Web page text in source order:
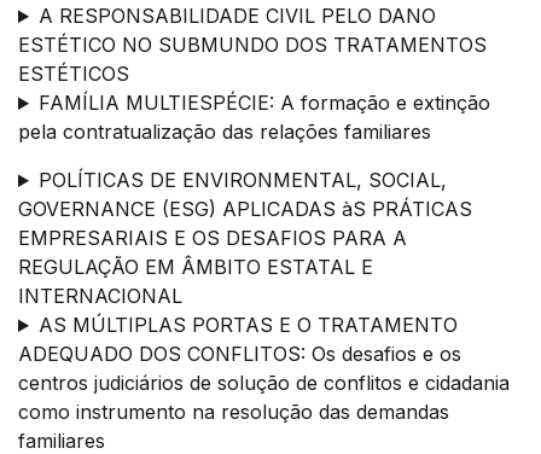
A RESPONSABILIDADE CIVIL PELO DANO
ESTÉTICO NO SUBMUNDO DOS TRATAMENTOS
ESTÉTICOS
FAMÍLIA MULTIESPÉCIE: A formação e extinção
pela contratualização das relações familiares
POLÍTICAS DE ENVIRONMENTAL, SOCIAL,
GOVERNANCE (ESG) APLICADAS àS PRÁTICAS
EMPRESARIAIS E OS DESAFIOS PARA A
REGULAÇÃO EM ÂMBITO ESTATAL E
INTERNACIONAL
AS MÚLTIPLAS PORTAS E O TRATAMENTO
ADEQUADO DOS CONFLITOS: Os desafios e os
centros judiciários de solução de conflitos e cidadania
como instrumento na resolução das demandas
familiares